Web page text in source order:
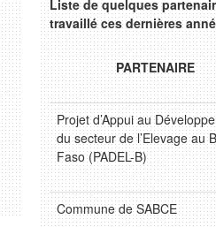
Liste de quelques
travaillé ces dernières
PARTENAIRE
Projet d’Appui au
du secteur de l’Elevage au
Faso (PADEL-B)
Commune de SABCE